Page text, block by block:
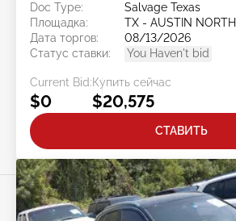
Doc Type:
Salvage Texas
Площадка:
TX - AUSTIN NORTH
Дата торгов:
08/13/2026
Статус ставки:
You Haven't bid
Current Bid:
$0
Купить сейчас
$20,575
СТАВИТЬ